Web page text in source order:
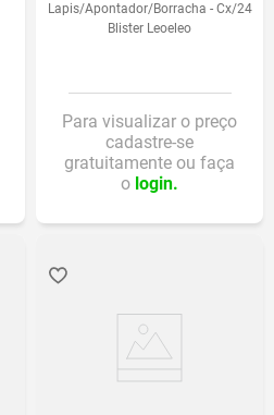
Lapis/Apontador/Borracha - Cx/24
Blister Leoeleo
Para visualizar o preço
cadastre-se
gratuitamente ou faça
o login.